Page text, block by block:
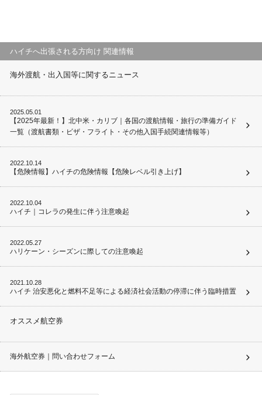
ハイチへ出張される方向け 関連情報
海外渡航・出入国等に関するニュース
2025.05.01
【2025年最新！】北中米・カリブ｜各国の渡航情報・旅行の準備ガイド
一覧（渡航書類・ビザ・フライト・その他入国手続関連情報等）
2022.10.14
【危険情報】ハイチの危険情報【危険レベル引き上げ】
2022.10.04
ハイチ｜コレラの発生に伴う注意喚起
2022.05.27
ハリケーン・シーズンに際しての注意喚起
2021.10.28
ハイチ 治安悪化と燃料不足等による経済社会活動の停滞に伴う臨時措置
オススメ航空券
海外航空券｜問い合わせフォーム